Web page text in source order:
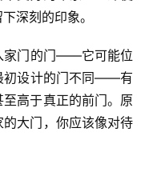
深刻的印象。
家门的门——它可能位
初设计的门不同——有
高于真正的前门。原
大门，你应该像对待